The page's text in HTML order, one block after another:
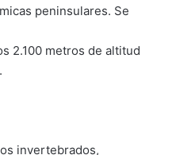
peninsulares. Se
2.100 metros de altitud
invertebrados,